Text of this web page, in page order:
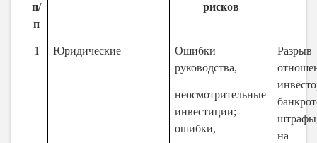
п/
п
рисков
1 Юридические
Ошибки
руководства,
неосмотрительные
инвестиции;
ошибки,
Разрыв
на